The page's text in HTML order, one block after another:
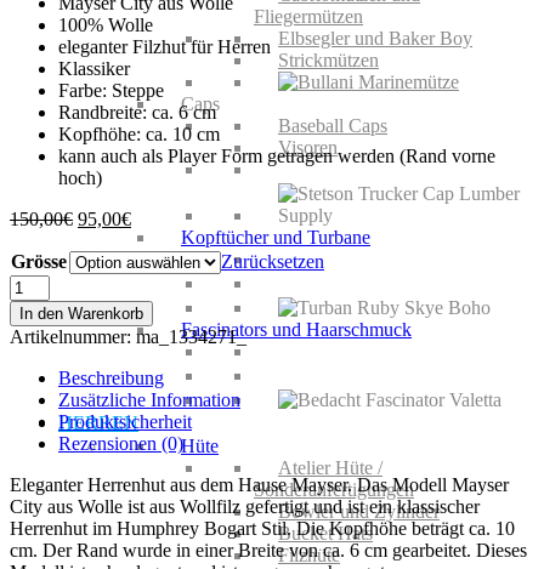
Fliegermützen
Elbsegler und Baker Boy
Strickmützen
Caps
Baseball Caps
Visoren
Kopftücher und Turbane
Fascinators und Haarschmuck
HERREN
Hüte
Atelier Hüte /
Sonderanfertigungen
Bowler und Zylinder
Bucket Hats
Filzhüte
100% Wolle
eleganter Filzhut für Herren
Klassiker
Farbe: Steppe
Randbreite: ca. 6 cm
Kopfhöhe: ca. 10 cm
kann auch als Player Form getragen werden (Rand vorne
hoch)
150,00€ Ursprünglicher
war:
95,00€Aktueller
Preis
ist:
95,00€.
Grösse
Zurücksetzen
Mayser
City
aus
Wolle
Menge
In den Warenkorb
Artikelnummer: ma_1334271_
Beschreibung
Zusätzliche Information
Produktsicherheit
Rezensionen (0)
Eleganter Herrenhut aus dem Hause Mayser. Das Modell Mayser
City aus Wolle ist aus Wollfilz gefertigt und ist ein klassischer
Herrenhut im Humphrey Bogart Stil. Die Kopfhöhe beträgt ca. 10
cm. Der Rand wurde in einer Breite von ca. 6 cm gearbeitet. Dieses